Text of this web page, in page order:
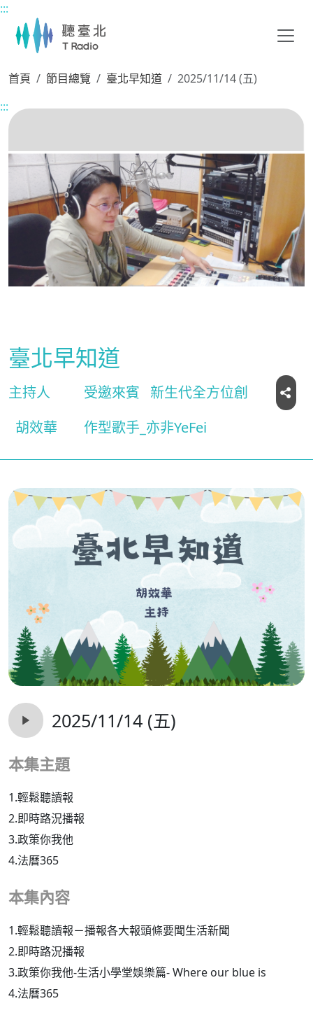
主要內容區塊
:::
首頁 節目總覽 臺北早知道
2025/11/14 (五)
:::
臺北早知道
主持人
胡效華
受邀來賓
新生代全方位創
作型歌手_亦非YeFei
2025/11/14 (五)
本集主題
1.輕鬆聽讀報
2.即時路況播報
3.政策你我他
4.法曆365
本集內容
1.輕鬆聽讀報－播報各大報頭條要聞生活新聞
2.即時路況播報
3.政策你我他-生活小學堂娛樂篇- Where our blue is
4.法曆365